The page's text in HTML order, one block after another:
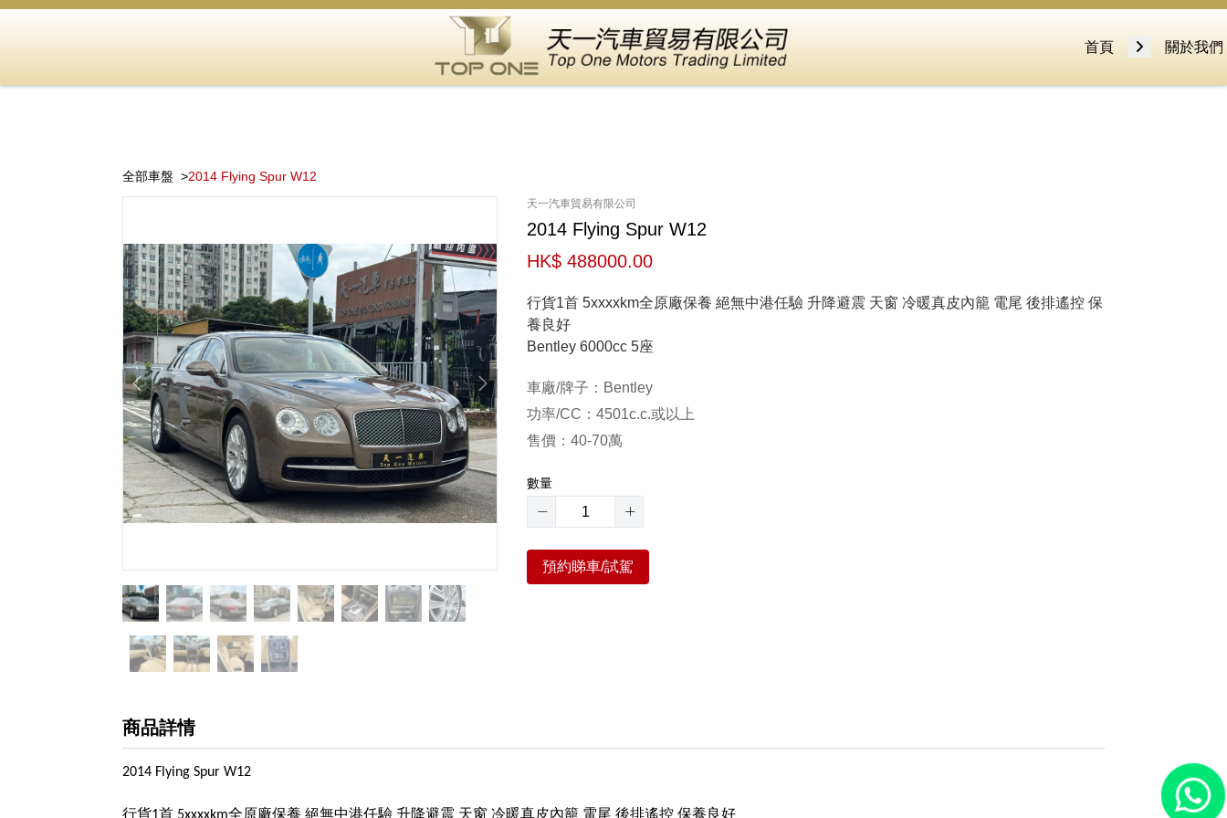
首頁 關於我們
全部車盤 2014 Flying Spur W12
天一汽車貿易有限公司
2014 Flying Spur W12
HK$ 488000.00
行貨1首 5xxxxkm全原廠保養 絕無中港任驗 升降避震 天窗 冷暖真皮內籠 電尾 後排遙控 保
養良好
Bentley 6000cc 5座
車廠/牌子：Bentley
功率/CC：4501c.c.或以上
售價：40-70萬
數量
預約睇車/試駕
商品詳情
2014 Flying Spur W12
行貨 首 全原廠保養 絕無中港任驗 升降避震 天窗 冷暖真皮內籠 電尾 後排遙控 保養良好